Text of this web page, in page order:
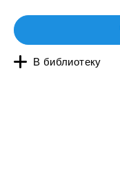
В библиотеку